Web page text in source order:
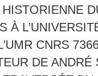
À
CNRS
DE ANDRÉ